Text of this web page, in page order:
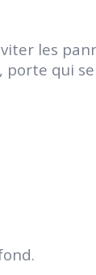
les
porte qui se